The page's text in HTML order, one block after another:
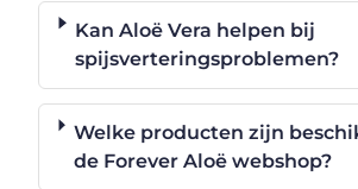
Kan Aloë Vera helpen bij
spijsverteringsproblemen?
Welke producten zijn
de Forever Aloë webshop?